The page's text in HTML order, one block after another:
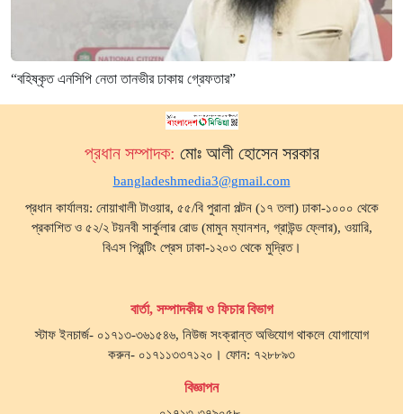
“বহিষ্কৃত এনসিপি নেতা তানভীর ঢাকায় গ্রেফতার”
প্রধান সম্পাদক: মোঃ আলী হোসেন সরকার
bangladeshmedia3@gmail.com
প্রধান কার্যালয়: নোয়াখালী টাওয়ার, ৫৫/বি পুরানা পল্টন (১৭ তলা) ঢাকা-১০০০ থেকে
প্রকাশিত ও ৫২/২ টয়নবী সার্কুলার রোড (মামুন ম্যানশন, গ্রাউন্ড ফ্লোর), ওয়ারি,
বিএস প্রিন্টিং প্রেস ঢাকা-১২০৩ থেকে মুদ্রিত।
বার্তা, সম্পাদকীয় ও ফিচার বিভাগ
স্টাফ ইনচার্জ- ০১৭১৩-৩৬১৫৪৬, নিউজ সংক্রান্ত অভিযোগ থাকলে যোগাযোগ
করুন- ০১৭১১৩৩৭১২০। ফোন: ৭২৮৮৯৩
বিজ্ঞাপন